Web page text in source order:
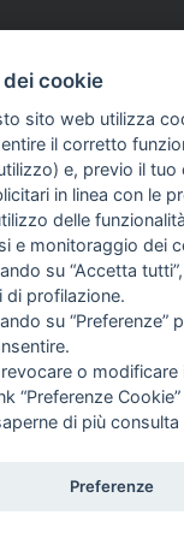
ed aventi la seguente
e quant’altro) non
in fase di preacquisto
SULL'AZIENDA
SIAMO
dei cookie
sito web utilizza
il corretto
e, previo il
in linea con le
delle
e monitoraggio dei
su “Accetta
di profilazione.
su “Preferenze”
revocare o
“Preferenze
di più consulta
Preferenze